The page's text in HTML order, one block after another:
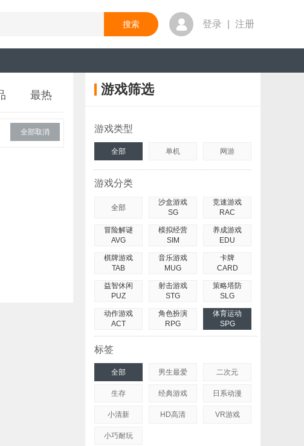
登录 注册
最热
全部取消
游戏筛选
游戏类型
全部 单机 网游
游戏分类
全部
沙盒游戏
SG
竞速游戏
RAC
冒险解谜
AVG
模拟经营
SIM
养成游戏
EDU
棋牌游戏
TAB
音乐游戏
MUG
卡牌
CARD
益智休闲
PUZ
射击游戏
STG
策略塔防
SLG
动作游戏
ACT
角色扮演
RPG
体育运动
SPG
标签
全部 男生最爱 二次元
生存 经典游戏 日系动漫
小清新 HD高清 VR游戏
小巧耐玩